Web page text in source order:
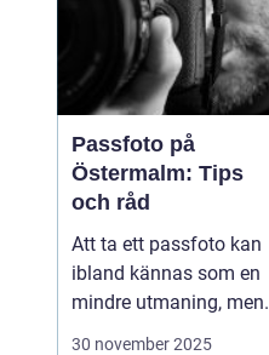
Passfoto på
Östermalm: Tips
och råd
Att ta ett passfoto kan
ibland kännas som en
mindre utmaning, men
med rätt vägledning kan
30 november 2025